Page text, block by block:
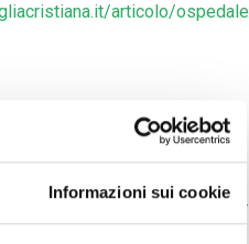
Informazioni sui cookie
articolo/
articolo/ceravolo-